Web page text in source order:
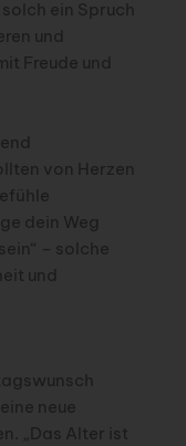
ein Spruch
und
Freude und
von Herzen
dein Weg
– solche
und
neue
„Das Alter ist